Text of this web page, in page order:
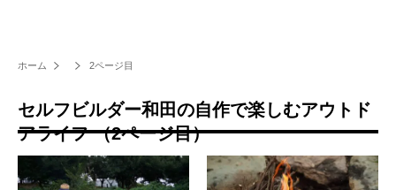
ホーム 2ページ目
セルフビルダー和田の自作で楽しむアウトド
アライフ （2ページ目）